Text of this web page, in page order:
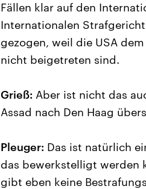
Fällen klar auf den
Internationalen
gezogen, weil die USA
nicht beigetreten sind.
Grieß: Aber ist nicht das
Assad nach Den Haag
Pleuger: Das ist natürlich
das bewerkstelligt werden
gibt eben keine